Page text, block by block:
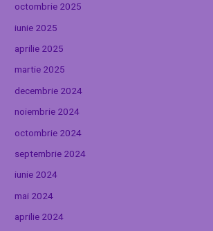
octombrie 2025
iunie 2025
aprilie 2025
martie 2025
decembrie 2024
noiembrie 2024
octombrie 2024
septembrie 2024
iunie 2024
mai 2024
aprilie 2024